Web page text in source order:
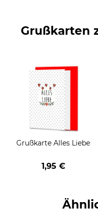
Grußkarten
Grußkarte Alles Liebe
1,95 €